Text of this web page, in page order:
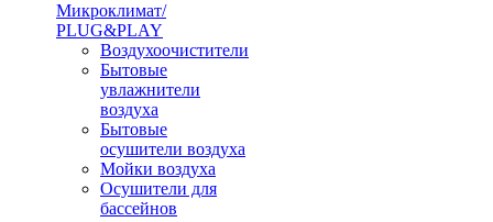
Микроклимат/
PLUG&PLAY
Воздухоочистители
Бытовые
увлажнители
воздуха
Бытовые
осушители воздуха
Мойки воздуха
Осушители для
бассейнов